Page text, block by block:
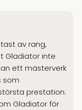
av rang,
Gladiator inte
ett mästerverk
som
prestation.
Gladiator för